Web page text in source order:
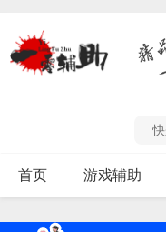
首页 游戏辅助